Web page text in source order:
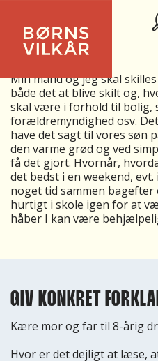
AT FÅ DET SAGT
Min mand og jeg skal
både det at blive skilt og,
skal være i forhold til bolig,
forældremyndighed osv.
have det sagt til vores søn
den varme grød og ved
få det gjort. Hvornår,
det bedst i en weekend,
noget tid sammen
hurtigt i skole igen for at
håber I kan være
GIV KONKRET
Kære mor og far til 8-årig
Hvor er det dejligt at læse,